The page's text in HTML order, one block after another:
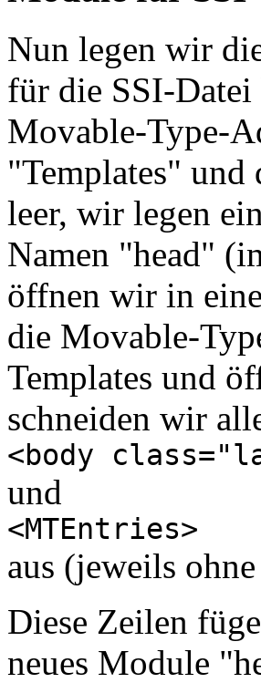
Nun legen wir
für die SSI-
Movable-Type-
"Templates"
leer, wir legen
Namen "head"
öffnen wir in
die Movable-
Templates und
schneiden wir
<body
und
<MTEntries>
aus (jeweils
Diese Zeilen
neues Module